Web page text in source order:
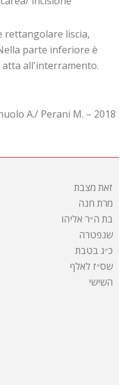
rettangolare liscia,
parte inferiore è
all'interramento.
A./ Perani M. – 2018
זאת מצבת
מרת חנה
בת ה״ר אליהו
שנפטרה
כ״ג בטבת
שס״ז לאלף
השישי